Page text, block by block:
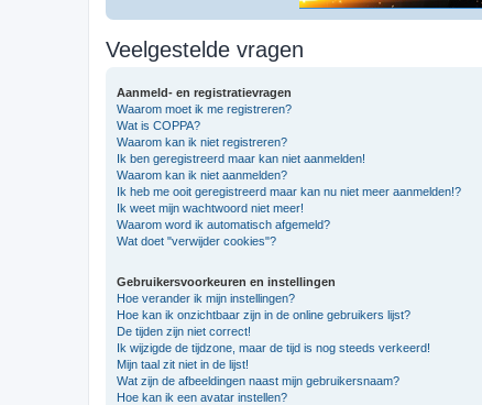
Veelgestelde vragen
Aanmeld- en registratievragen
Waarom moet ik me registreren?
Wat is COPPA?
Waarom kan ik niet registreren?
Ik ben geregistreerd maar kan niet aanmelden!
Waarom kan ik niet aanmelden?
Ik heb me ooit geregistreerd maar kan nu niet meer aanmelden!?
Ik weet mijn wachtwoord niet meer!
Waarom word ik automatisch afgemeld?
Wat doet "verwijder cookies"?
Gebruikersvoorkeuren en instellingen
Hoe verander ik mijn instellingen?
Hoe kan ik onzichtbaar zijn in de online gebruikers lijst?
De tijden zijn niet correct!
Ik wijzigde de tijdzone, maar de tijd is nog steeds verkeerd!
Mijn taal zit niet in de lijst!
Wat zijn de afbeeldingen naast mijn gebruikersnaam?
Hoe kan ik een avatar instellen?